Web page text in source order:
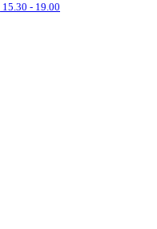
15.30 - 19.00